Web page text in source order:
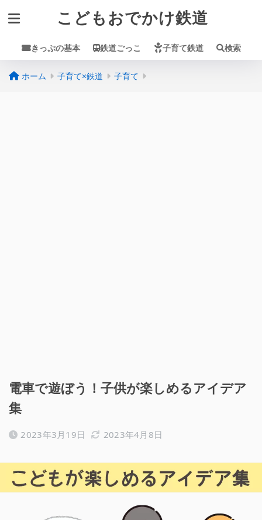
こどもおでかけ鉄道
きっぷの基本 鉄道ごっこ 子育て鉄道 検索
ホーム 子育て×鉄道 子育て
電車で遊ぼう！子供が楽しめるアイデア
集
2023年3月19日 2023年4月8日